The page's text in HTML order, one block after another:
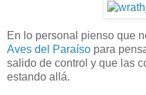
En lo personal pienso que
Aves del Paraíso para
salido de control y que las
estando allá.